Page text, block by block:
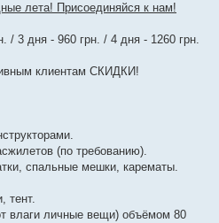
лета! Присоединяйся к нам!
/ 3 дня - 960 грн. / 4 дня - 1260 грн.
клиентам СКИДКИ!
(по требованию).
спальные мешки, карематы.
тент.
личные вещи) объёмом 80